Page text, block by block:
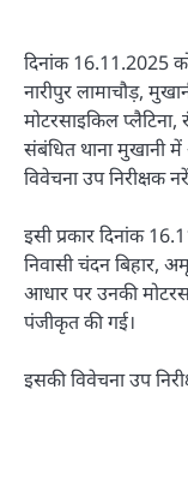
दिनांक 16.11.2025
नारीपुर लामाचौड़,
मोटरसाइकिल
संबंधित थाना मुखानी
विवेचना उप निरीक्षक
इसी प्रकार दिनांक
निवासी चंदन बिहार,
आधार पर उनकी
पंजीकृत की गई।
इसकी विवेचना उप